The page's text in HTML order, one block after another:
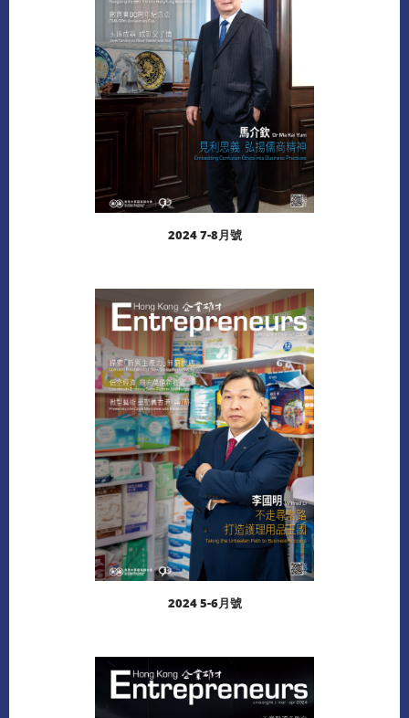
下載
閱讀更多
下載
2024 7-8月號
閱讀更多
2024 5-6月號